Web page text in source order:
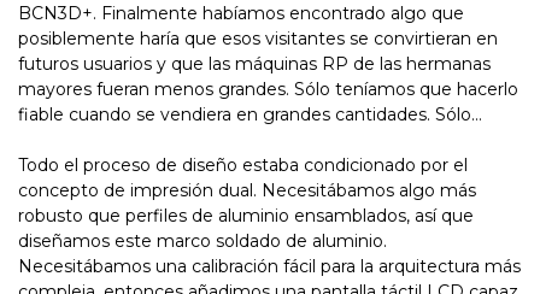
BCN3D+. Finalmente habíamos encontrado algo que
posiblemente haría que esos visitantes se convirtieran en
futuros usuarios y que las máquinas RP de las hermanas
mayores fueran menos grandes. Sólo teníamos que hacerlo
fiable cuando se vendiera en grandes cantidades. Sólo…
Todo el proceso de diseño estaba condicionado por el
concepto de impresión dual. Necesitábamos algo más
robusto que perfiles de aluminio ensamblados, así que
diseñamos este marco soldado de aluminio.
Necesitábamos una calibración fácil para la arquitectura más